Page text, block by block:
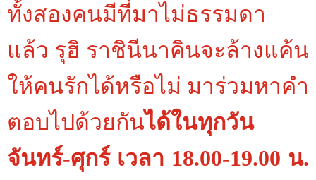
ทั้งสองคนมีที่มาไม่ธรรมดา
แล้ว รุฮิ ราชินีนาคินจะล้างแค้น
ให้คนรักได้หรือไม่ มาร่วมหาคำ
ตอบไปด้วยกันได้ในทุกวัน
จันทร์-ศุกร์ เวลา 18.00-19.00 น.